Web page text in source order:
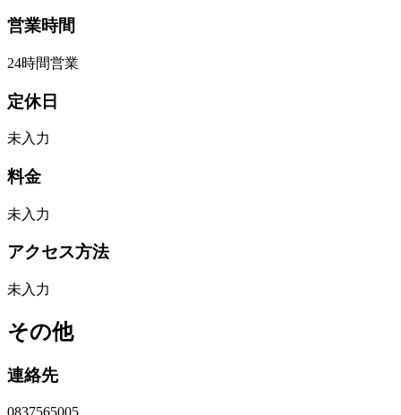
営業時間
24時間営業
定休日
未入力
料金
未入力
アクセス方法
未入力
その他
連絡先
0837565005